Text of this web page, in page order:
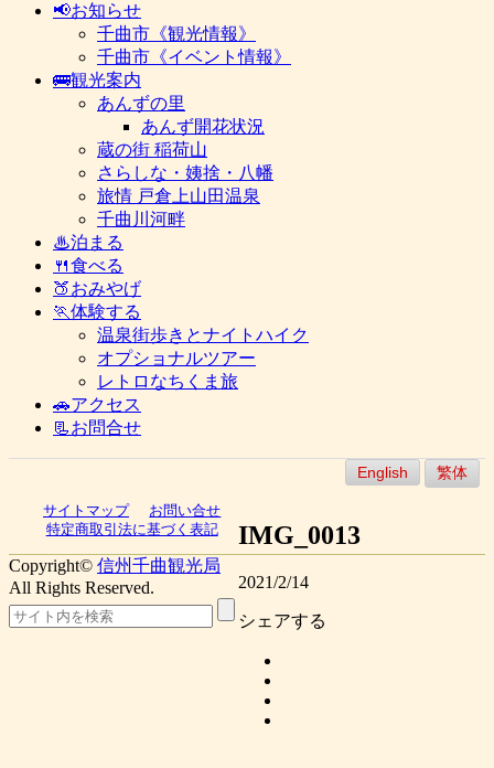
📢お知らせ
千曲市《観光情報》
千曲市《イベント情報》
🚌観光案内
あんずの里
あんず開花状況
蔵の街 稲荷山
さらしな・姨捨・八幡
旅情 戸倉上山田温泉
千曲川河畔
♨泊まる
🍴食べる
🍑おみやげ
🏃体験する
温泉街歩きとナイトハイク
オプショナルツアー
レトロなちくま旅
🚗アクセス
📃お問合せ
English 繁体
IMG_0013
2021/2/14
シェアする
サイトマップ
お問い合せ
特定商取引法に基づく表記
Copyright© 信州千曲観光局
All Rights Reserved.